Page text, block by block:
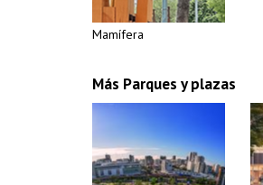
Mamífera
Más Parques y plazas